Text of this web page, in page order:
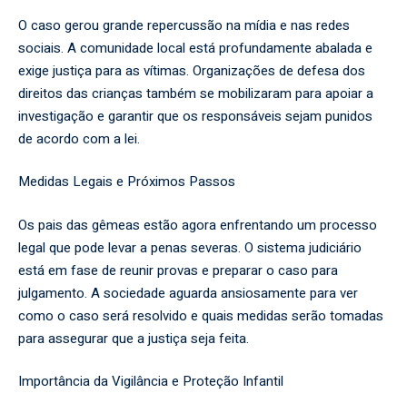
O caso gerou grande repercussão na mídia e nas redes
sociais. A comunidade local está profundamente abalada e
exige justiça para as vítimas. Organizações de defesa dos
direitos das crianças também se mobilizaram para apoiar a
investigação e garantir que os responsáveis sejam punidos
de acordo com a lei.
Medidas Legais e Próximos Passos
Os pais das gêmeas estão agora enfrentando um processo
legal que pode levar a penas severas. O sistema judiciário
está em fase de reunir provas e preparar o caso para
julgamento. A sociedade aguarda ansiosamente para ver
como o caso será resolvido e quais medidas serão tomadas
para assegurar que a justiça seja feita.
Importância da Vigilância e Proteção Infantil